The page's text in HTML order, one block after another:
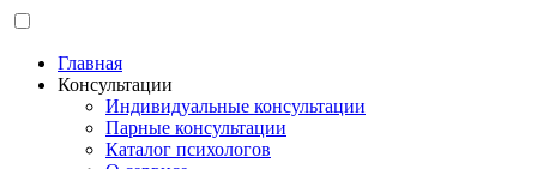
Главная
Консультации
Индивидуальные консультации
Парные консультации
Каталог психологов